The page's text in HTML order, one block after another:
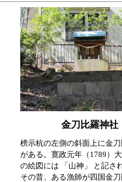
金刀比羅神社
榜示杭の左側の斜面上に金
がある。寛政元年（1789）
の絵図には 「山神」 と記さ
その昔、ある漁師が四国金